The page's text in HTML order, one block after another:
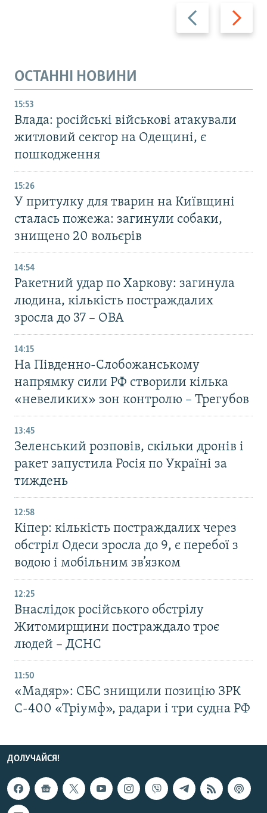
Назад Вперед
ОСТАННІ НОВИНИ
15:53
Влада: російські військові атакували
житловий сектор на Одещині, є
пошкодження
15:26
У притулку для тварин на Київщині
сталась пожежа: загинули собаки,
знищено 20 вольєрів
14:54
Ракетний удар по Харкову: загинула
людина, кількість постраждалих
зросла до 37 – ОВА
14:15
На Південно-Слобожанському
напрямку сили РФ створили кілька
«невеликих» зон контролю – Трегубов
13:45
Зеленський розповів, скільки дронів і
ракет запустила Росія по Україні за
тиждень
12:58
Кіпер: кількість постраждалих через
обстріл Одеси зросла до 9, є перебої з
водою і мобільним зв’язком
12:25
Внаслідок російського обстрілу
Житомирщини постраждало троє
людей – ДСНС
11:50
«Мадяр»: СБС знищили позицію ЗРК
С-400 «Тріумф», радари і три судна РФ
ДОЛУЧАЙСЯ!